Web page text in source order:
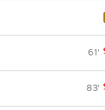
61'
83'